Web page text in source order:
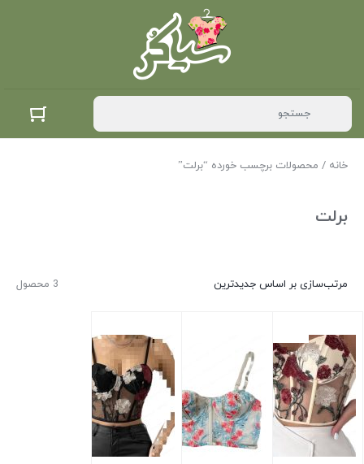
خانه / محصولات برچسب خورده “برلت”
برلت
3 محصول مرتب‌سازی بر اساس جدیدترین